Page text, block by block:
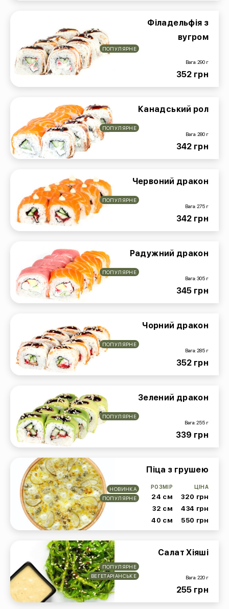
ПОПУЛЯРНЕ
Філадельфія з
вугром
Вага: 290 г
352 грн
ПОПУЛЯРНЕ
Канадський рол
Вага: 280 г
342 грн
ПОПУЛЯРНЕ
Червоний дракон
Вага: 275 г
342 грн
ПОПУЛЯРНЕ
Радужний дракон
Вага: 305 г
345 грн
ПОПУЛЯРНЕ
Чорний дракон
Вага: 285 г
352 грн
ПОПУЛЯРНЕ
Зелений дракон
Вага: 255 г
339 грн
НОВИНКА
ПОПУЛЯРНЕ
Піца з грушею
РОЗМІР
24 см
ЦІНА
320 грн
32 см
434 грн
40 см
550 грн
ПОПУЛЯРНЕ
ВЕГЕТАРІАНСЬКЕ
Салат Хіяші
Вага: 220 г
255 грн